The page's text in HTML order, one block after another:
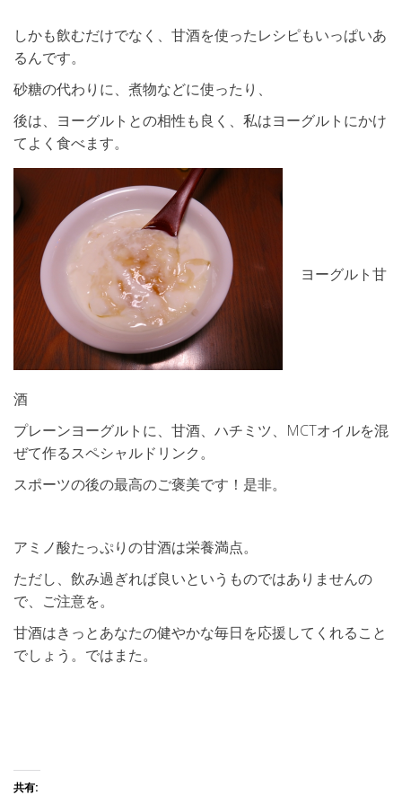
しかも飲むだけでなく、甘酒を使ったレシピもいっぱいあ
るんです。
砂糖の代わりに、煮物などに使ったり、
後は、ヨーグルトとの相性も良く、私はヨーグルトにかけ
てよく食べます。
ヨーグルト甘
酒
プレーンヨーグルトに、甘酒、ハチミツ、MCTオイルを混
ぜて作るスペシャルドリンク。
スポーツの後の最高のご褒美です！是非。
アミノ酸たっぷりの甘酒は栄養満点。
ただし、飲み過ぎれば良いというものではありませんの
で、ご注意を。
甘酒はきっとあなたの健やかな毎日を応援してくれること
でしょう。ではまた。
共有: